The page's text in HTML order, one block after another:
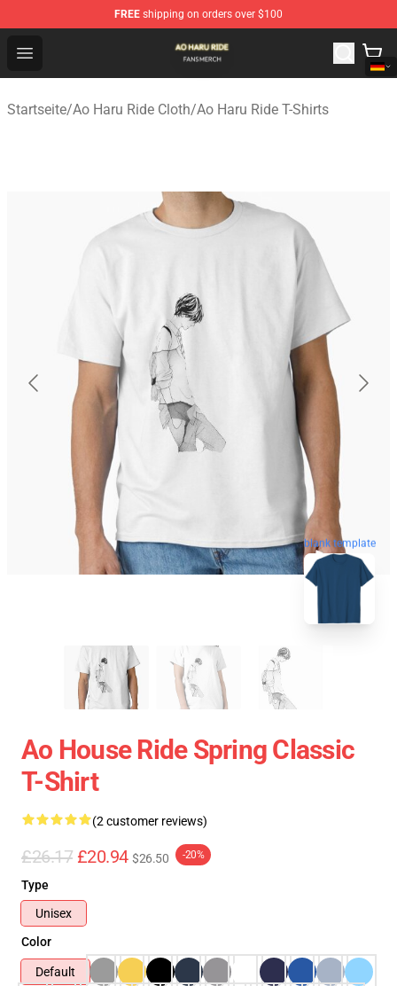
FREE shipping on orders over $100
Open menu
Ao Haru Ride Shop - Official Ao Haru Ride Merchandise
Startseite/Ao Haru Ride Cloth/Ao Haru Ride T-Shirts
blank template
Ao House Ride Spring Classic
T-Shirt
(2 customer reviews)
£26.17 £20.94 $26.50 -20%
Type
Unisex
Color
Default